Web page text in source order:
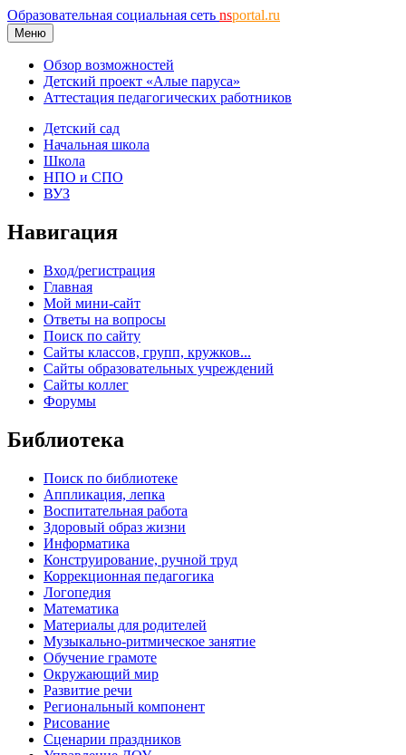
Образовательная социальная сеть nsportal.ru
Меню
Обзор возможностей
Детский проект «Алые паруса»
Аттестация педагогических работников
Детский сад
Начальная школа
Школа
НПО и СПО
ВУЗ
Навигация
Вход/регистрация
Главная
Мой мини-сайт
Ответы на вопросы
Поиск по сайту
Сайты классов, групп, кружков...
Сайты образовательных учреждений
Сайты коллег
Форумы
Библиотека
Поиск по библиотеке
Аппликация, лепка
Воспитательная работа
Здоровый образ жизни
Информатика
Конструирование, ручной труд
Коррекционная педагогика
Логопедия
Математика
Материалы для родителей
Музыкально-ритмическое занятие
Обучение грамоте
Окружающий мир
Развитие речи
Региональный компонент
Рисование
Сценарии праздников